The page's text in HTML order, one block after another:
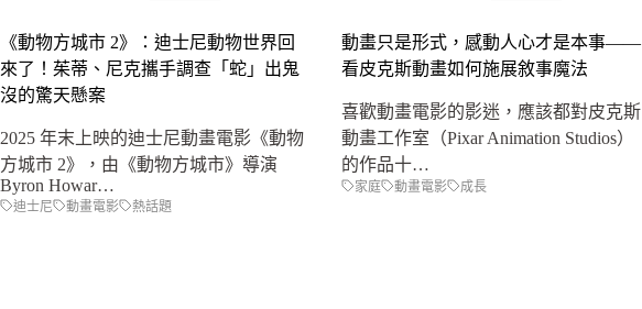
《動物方城市 2》：迪士尼動物世界回
來了！茱蒂、尼克攜手調查「蛇」出鬼
沒的驚天懸案
2025 年末上映的迪士尼動畫電影《動物
方城市 2》，由《動物方城市》導演
Byron Howar…
迪士尼 動畫電影 熱話題
動畫只是形式，感動人心才是本事——
看皮克斯動畫如何施展敘事魔法
喜歡動畫電影的影迷，應該都對皮克斯
動畫工作室（Pixar Animation Studios）
的作品十…
家庭 動畫電影 成長